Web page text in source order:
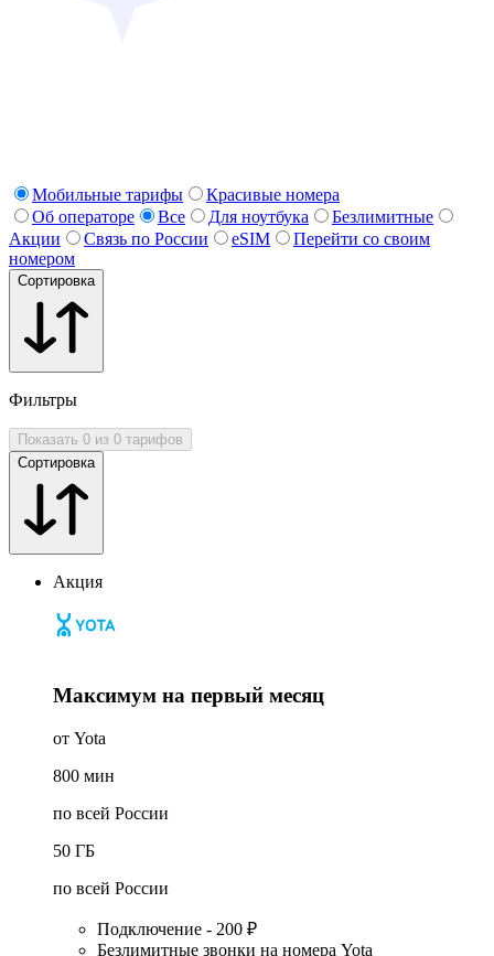
Мобильные тарифы
Красивые номера
Об операторе
Все Для ноутбука
Безлимитные
Акции
Связь по России eSIM
Перейти со своим
номером
Сортировка
Фильтры
Показать 0 из 0 тарифов
Сортировка
Акция
Максимум на первый месяц
от Yota
800 мин
по всей России
50 ГБ
по всей России
Подключение - 200 ₽
Безлимитные звонки на номера Yota